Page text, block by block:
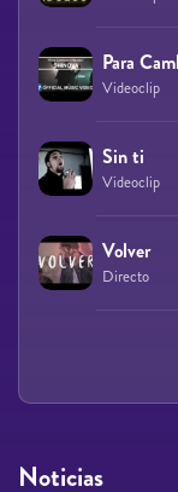
Noticias
Para
Videoclip
Sin ti
Videoclip
Volver
Directo